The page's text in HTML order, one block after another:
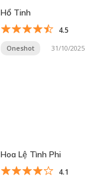
Hổ Tinh
4.5
Oneshot 31/10/2025
Hoa Lệ Tình Phi
4.1